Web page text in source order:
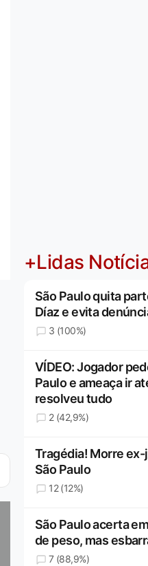
+Lidas
São Paulo quita
Díaz e evita
3 (100%)
VÍDEO: Jogador
Paulo e ameaça ir
resolveu tudo
2 (42,9%)
Tragédia! Morre
São Paulo
12 (12%)
São Paulo acerta
de peso, mas
7 (88,9%)